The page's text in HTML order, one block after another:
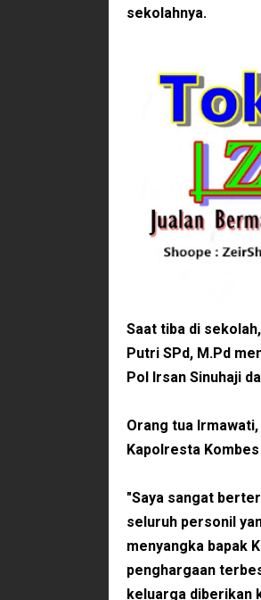
sekolahnya.
Saat tiba di
Putri SPd, M.Pd
Pol Irsan Sinuhaji
Orang tua
Kapolresta
"Saya sangat
seluruh personil
menyangka bapak
penghargaan
keluarga diberikan